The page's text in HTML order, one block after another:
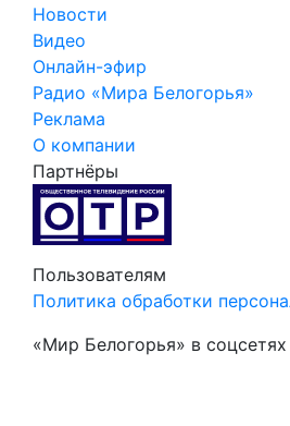
Новости
Видео
Онлайн-эфир
Радио «Мира Белогорья»
Реклама
О компании
Партнёры
Пользователям
Политика обработки
«Мир Белогорья» в соцсетях